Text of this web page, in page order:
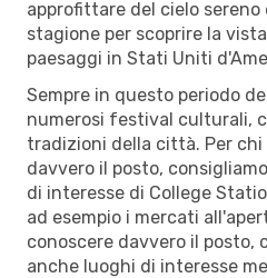
approfittare del cielo
stagione per scoprire la
paesaggi in Stati Uniti
Sempre in questo periodo
numerosi festival culturali,
tradizioni della città. Per chi
davvero il posto,
di interesse di College
ad esempio i mercati
conoscere davvero il posto,
anche luoghi di interesse